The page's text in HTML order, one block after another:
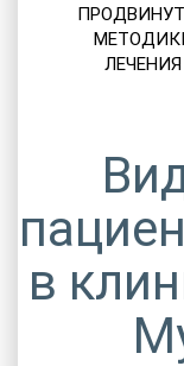
ЛЕЧЕНИЯ
в